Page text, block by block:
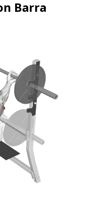
Barra